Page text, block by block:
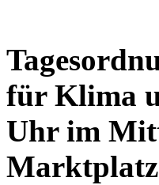
für Klima
Uhr im